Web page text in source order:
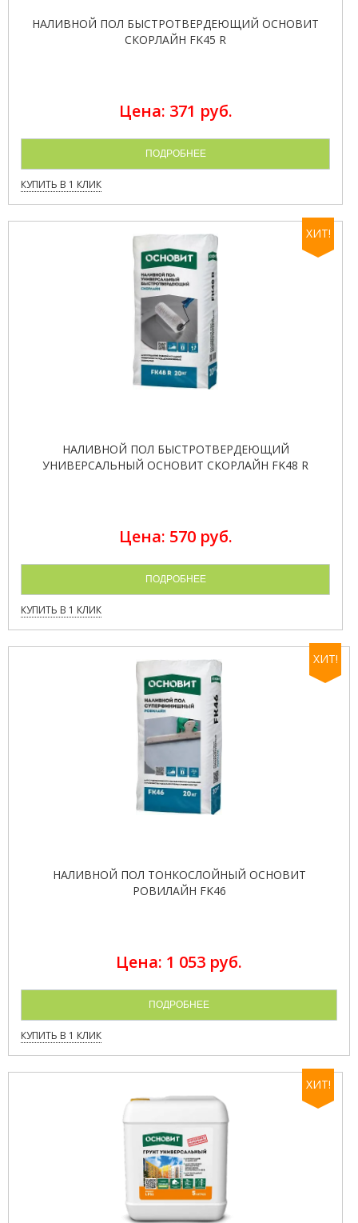
НАЛИВНОЙ ПОЛ БЫСТРОТВЕРДЕЮЩИЙ ОСНОВИТ
СКОРЛАЙН FK45 R
Цена: 371 руб.
ПОДРОБНЕЕ
КУПИТЬ В 1 КЛИК
ХИТ!
НАЛИВНОЙ ПОЛ БЫСТРОТВЕРДЕЮЩИЙ
УНИВЕРСАЛЬНЫЙ ОСНОВИТ СКОРЛАЙН FK48 R
Цена: 570 руб.
ПОДРОБНЕЕ
КУПИТЬ В 1 КЛИК
ХИТ!
НАЛИВНОЙ ПОЛ ТОНКОСЛОЙНЫЙ ОСНОВИТ
РОВИЛАЙН FK46
Цена: 1 053 руб.
ПОДРОБНЕЕ
КУПИТЬ В 1 КЛИК
ХИТ!